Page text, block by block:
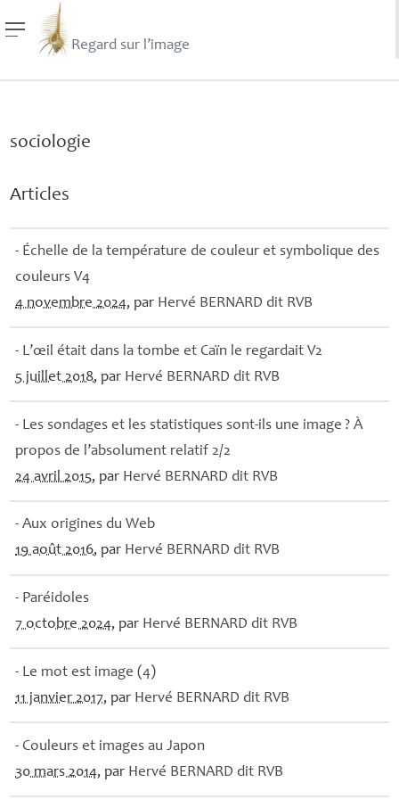
Regard sur l’image
sociologie
Articles
- Échelle de la température de couleur et symbolique des
couleurs V4
4 novembre 2024, par Hervé BERNARD dit RVB
- L’œil était dans la tombe et Caïn le regardait V2
5 juillet 2018, par Hervé BERNARD dit RVB
- Les sondages et les statistiques sont-ils une image ? À
propos de l’absolument relatif 2/2
24 avril 2015, par Hervé BERNARD dit RVB
- Aux origines du Web
19 août 2016, par Hervé BERNARD dit RVB
- Paréidoles
7 octobre 2024, par Hervé BERNARD dit RVB
- Le mot est image (4)
11 janvier 2017, par Hervé BERNARD dit RVB
- Couleurs et images au Japon
30 mars 2014, par Hervé BERNARD dit RVB